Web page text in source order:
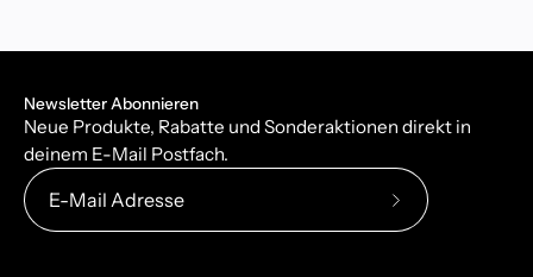
Newsletter Abonnieren
Neue Produkte, Rabatte und Sonderaktionen direkt in
deinem E-Mail Postfach.
Abonniere